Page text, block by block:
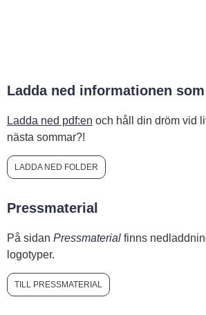
Ladda ned informationen
Ladda ned pdf:en och håll din dröm vid
nästa sommar?!
LADDA NED FOLDER
Pressmaterial
På sidan Pressmaterial finns
logotyper.
TILL PRESSMATERIAL